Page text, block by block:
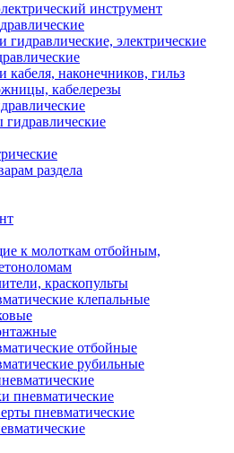
инструмент
электрические
наконечников, гильз
кабелерезы
гидравлические
раздела
к молоткам отбойным,
краскопульты
клепальные
отбойные
рубильные
пневматические